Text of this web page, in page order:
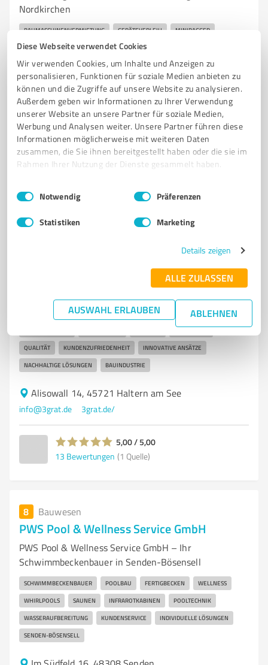
Diese Webseite verwendet Cookies
Wir verwenden Cookies, um Inhalte und Anzeigen zu
personalisieren, Funktionen für soziale Medien anbieten zu
können und die Zugriffe auf unsere Website zu analysieren.
Außerdem geben wir Informationen zu Ihrer Verwendung
unserer Website an unsere Partner für soziale Medien,
Werbung und Analysen weiter. Unsere Partner führen diese
Informationen möglicherweise mit weiteren Daten
zusammen, die Sie ihnen bereitgestellt haben oder die sie im
Rahmen Ihrer Nutzung der Dienste gesammelt haben.
Impressum Datenschutzbestimmungen
Einwilligungsauswahl
Notwendig Präferenzen
Statistiken Marketing
Details zeigen
ALLE ZULASSEN
AUSWAHL ERLAUBEN ABLEHNEN
Nordkirchen
BAUMASCHINENVERMIETUNG GERÄTEVERLEIH MINIBAGGER
RADLADER RÜTTELPLATTEN BAUGERÄTE
TRANSPORTLÖSUNGEN NORDKIRCHEN MASCHINENVERLEIH
GEWERBEKUNDEN
Aspastraße 79, 59394 Nordkirchen
info@baumaschinen-nordkirchen.de
baumaschinen-nordkirchen.de/
3 Grat Raumplanung und Realisation
Bauprojektentwicklung und Raumplanung in Haltern
BAUPROJEKTENTWICKLER RAUMPLANUNG REALISATION
QUALITÄT KUNDENZUFRIEDENHEIT INNOVATIVE ANSÄTZE
NACHHALTIGE LÖSUNGEN BAUINDUSTRIE
Alisowall 14, 45721 Haltern am See
info@3grat.de 3grat.de/
5,00 / 5,00
13 Bewertungen (1 Quelle)
8 Bauwesen
PWS Pool & Wellness Service GmbH
PWS Pool & Wellness Service GmbH – Ihr
Schwimmbeckenbauer in Senden-Bösensell
SCHWIMMBECKENBAUER POOLBAU FERTIGBECKEN WELLNESS
WHIRLPOOLS SAUNEN INFRAROTKABINEN POOLTECHNIK
WASSERAUFBEREITUNG KUNDENSERVICE INDIVIDUELLE LÖSUNGEN
SENDEN-BÖSENSELL